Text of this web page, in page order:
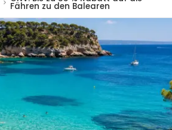
Fähren zu den Balearen